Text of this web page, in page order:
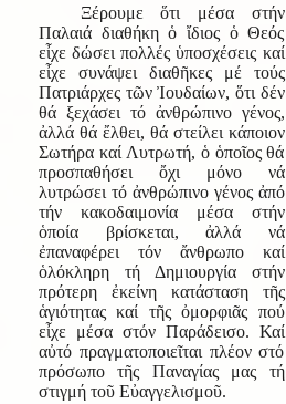
Ξέρουμε ὅτι μέσα στήν
Παλαιά διαθήκη ὁ ἴδιος ὁ Θεός
εἶχε δώσει πολλές ὑποσχέσεις καί
εἶχε συνάψει διαθῆκες μέ τούς
Πατριάρχες τῶν Ἰουδαίων, ὅτι δέν
θά ξεχάσει τό ἀνθρώπινο γένος,
ἀλλά θά ἔλθει, θά στείλει κάποιον
Σωτήρα καί Λυτρωτή, ὁ ὁποῖος θά
προσπαθήσει ὄχι μόνο νά
λυτρώσει τό ἀνθρώπινο γένος ἀπό
τήν κακοδαιμονία μέσα στήν
ὁποία βρίσκεται, ἀλλά νά
ἐπαναφέρει τόν ἄνθρωπο καί
ὁλόκληρη τή Δημιουργία στήν
πρότερη ἐκείνη κατάσταση τῆς
ἁγιότητας καί τῆς ὀμορφιᾶς πού
εἶχε μέσα στόν Παράδεισο. Καί
αὐτό πραγματοποιεῖται πλέον στό
πρόσωπο τῆς Παναγίας μας τή
στιγμή τοῦ Εὐαγγελισμοῦ.